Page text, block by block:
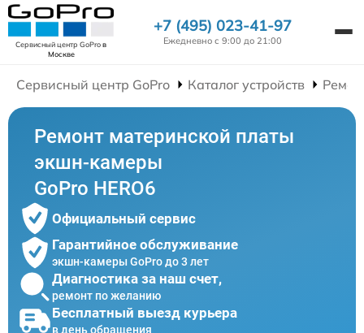
Сервисный центр GoProв
Москве
+7 (495) 023-41-97
Ежедневно с 9:00 до 21:00
Сервисный центр GoPro Каталог устройств
Ремонт материнской платы
экшн-камеры
GoPro HERO6
Официальный сервис
Гарантийное обслуживание
экшн-камеры GoPro до 3 лет
Диагностика за наш счет,
ремонт по желанию
Бесплатный выезд курьера
в день обращения